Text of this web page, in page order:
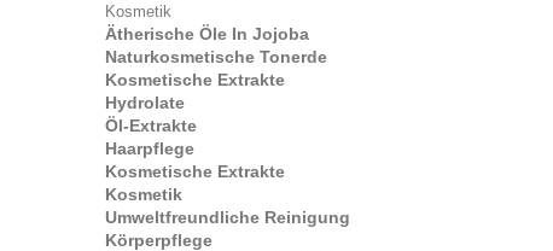
Kosmetik
Ätherische Öle In Jojoba
Naturkosmetische Tonerde
Kosmetische Extrakte
Hydrolate
Öl-Extrakte
Haarpflege
Kosmetische Extrakte
Kosmetik
Umweltfreundliche Reinigung
Körperpflege